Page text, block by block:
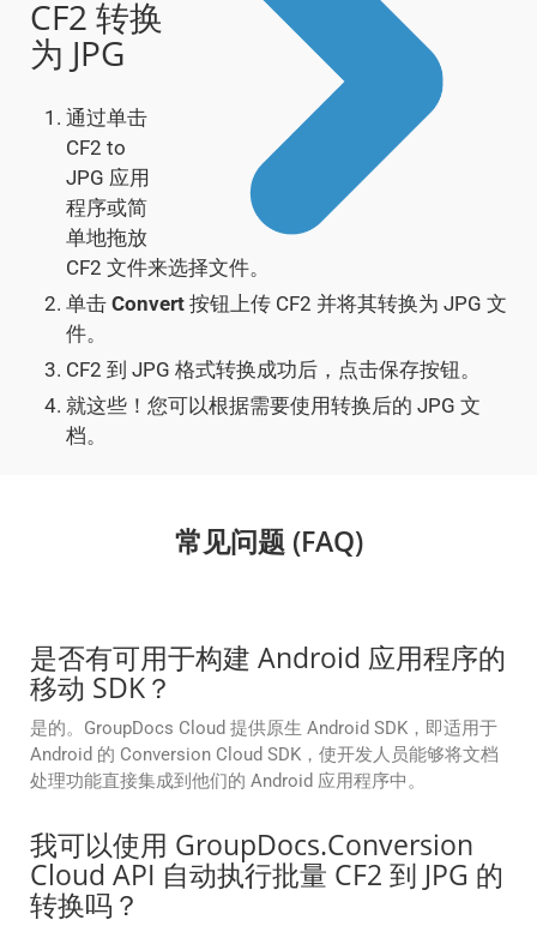
CF2 转换
为 JPG
通过单击
CF2 to
JPG 应用
程序或简
单地拖放
CF2 文件来选择文件。
单击 Convert 按钮上传 CF2 并将其转换为 JPG 文
件。
CF2 到 JPG 格式转换成功后，点击保存按钮。
就这些！您可以根据需要使用转换后的 JPG 文
档。
常见问题 (FAQ)
是否有可用于构建 Android 应用程序的
移动 SDK？
是的。GroupDocs Cloud 提供原生 Android SDK，即适用于
Android 的 Conversion Cloud SDK，使开发人员能够将文档
处理功能直接集成到他们的 Android 应用程序中。
我可以使用 GroupDocs.Conversion
Cloud API 自动执行批量 CF2 到 JPG 的
转换吗？